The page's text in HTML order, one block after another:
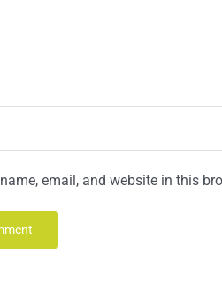
email, and website in this